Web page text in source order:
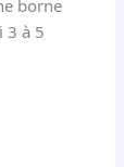
borne
3 à 5